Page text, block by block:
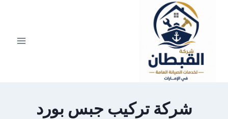
شركة تركيب جبس بورد